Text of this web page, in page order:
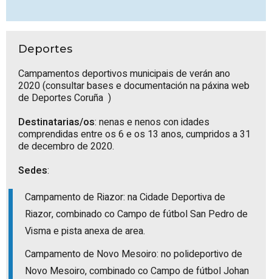
Deportes
Campamentos deportivos municipais de verán ano
2020 (consultar bases e documentación na páxina web
de Deportes Coruña )
Destinatarias/os: nenas e nenos con idades
comprendidas entre os 6 e os 13 anos, cumpridos a 31
de decembro de 2020.
Sedes:
Campamento de Riazor: na Cidade Deportiva de
Riazor, combinado co Campo de fútbol San Pedro de
Visma e pista anexa de area.
Campamento de Novo Mesoiro: no polideportivo de
Novo Mesoiro, combinado co Campo de fútbol Johan